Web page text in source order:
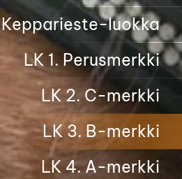
Kepparieste-luokka
LK 1. Perusmerkki
LK 2. C-merkki
LK 3. B-merkki
LK 4. A-merkki